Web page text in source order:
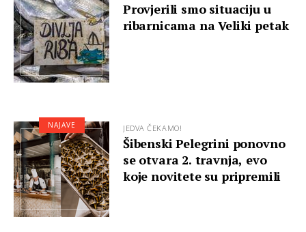
Provjerili smo situaciju u
ribarnicama na Veliki petak
JEDVA ČEKAMO!
Šibenski Pelegrini ponovno
se otvara 2. travnja, evo
koje novitete su pripremili
NAJAVE